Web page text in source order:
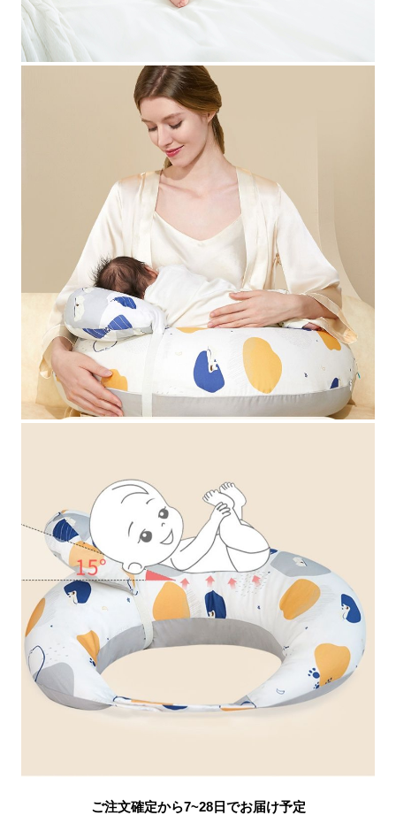
ご注文確定から7~28日でお届け予定